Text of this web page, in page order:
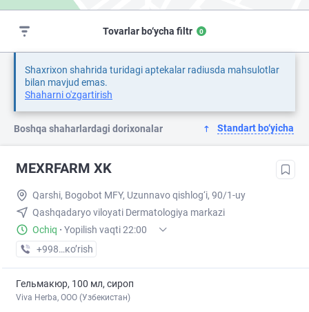
Tovarlar bo‘ycha filtr 0
Shaxrixon shahrida turidagi aptekalar radiusda mahsulotlar
bilan mavjud emas.
Shaharni o'zgartirish
Boshqa shaharlardagi dorixonalar Standart bo‘yicha
MEXRFARM XK
Qarshi, Bogobot MFY, Uzunnavo qishlog‘i, 90/1-uy
Qashqadaryo viloyati Dermatologiya markazi
Ochiq · Yopilish vaqti 22:00
+998 (55) XXX-XX-XX
кo’rish
Гельмакюр, 100 мл, сироп
Viva Herba, ООО (Узбекистан)